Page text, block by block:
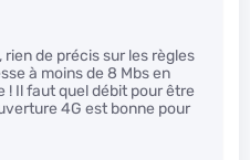
de précis sur les règles
à moins de 8 Mbs en
! Il faut quel débit pour être
4G est bonne pour